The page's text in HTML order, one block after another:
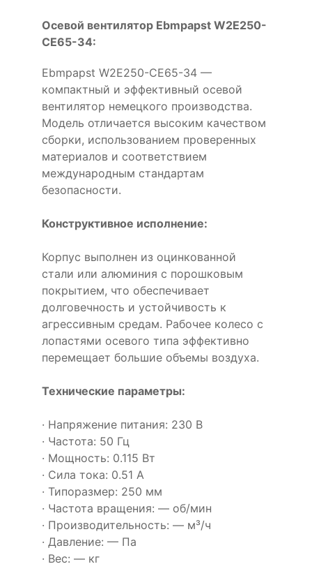
Осевой вентилятор Ebmpapst W2E250-
CE65-34:
Ebmpapst W2E250-CE65-34 —
компактный и эффективный осевой
вентилятор немецкого производства.
Модель отличается высоким качеством
сборки, использованием проверенных
материалов и соответствием
международным стандартам
безопасности.
Конструктивное исполнение:
Корпус выполнен из оцинкованной
стали или алюминия с порошковым
покрытием, что обеспечивает
долговечность и устойчивость к
агрессивным средам. Рабочее колесо с
лопастями осевого типа эффективно
перемещает большие объемы воздуха.
Технические параметры:
· Напряжение питания: 230 В
· Частота: 50 Гц
· Мощность: 0.115 Вт
· Сила тока: 0.51 А
· Типоразмер: 250 мм
· Частота вращения: — об/мин
· Производительность: — м³/ч
· Давление: — Па
· Вес: — кг